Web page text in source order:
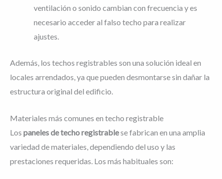
ventilación o sonido cambian con frecuencia y es
necesario acceder al falso techo para realizar
ajustes.
Además, los techos registrables son una solución ideal en
locales arrendados, ya que pueden desmontarse sin dañar la
estructura original del edificio.
Materiales más comunes en techo registrable
Los paneles de techo registrablese fabrican en una amplia
variedad de materiales, dependiendo del uso y las
prestaciones requeridas. Los más habituales son: